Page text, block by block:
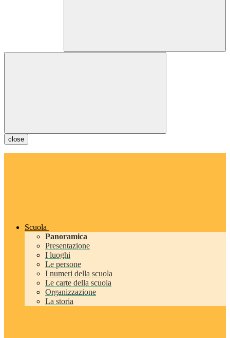
close
Scuola
Panoramica
Presentazione
I luoghi
Le persone
I numeri della scuola
Le carte della scuola
Organizzazione
La storia